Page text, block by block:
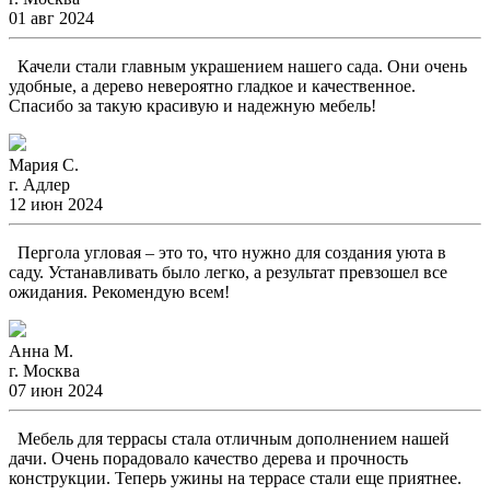
01 авг 2024
Качели стали главным украшением нашего сада. Они очень
удобные, а дерево невероятно гладкое и качественное.
Спасибо за такую красивую и надежную мебель!
Мария С.
г. Адлер
12 июн 2024
Пергола угловая – это то, что нужно для создания уюта в
саду. Устанавливать было легко, а результат превзошел все
ожидания. Рекомендую всем!
Анна М.
г. Москва
07 июн 2024
Мебель для террасы стала отличным дополнением нашей
дачи. Очень порадовало качество дерева и прочность
конструкции. Теперь ужины на террасе стали еще приятнее.